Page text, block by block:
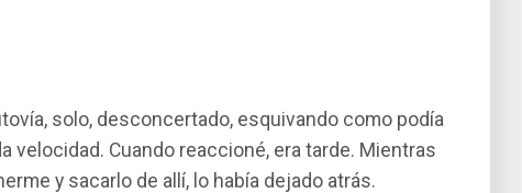
solo, desconcertado, esquivando como podí­a
velocidad. Cuando reaccioné, era tarde. Mientras
y sacarlo de allí­, lo habí­a dejado atrás.